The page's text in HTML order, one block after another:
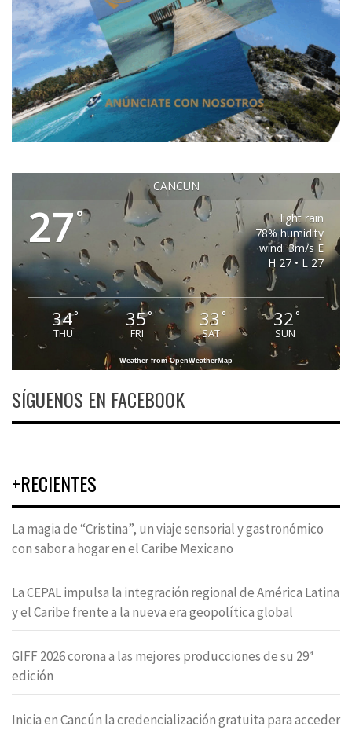
CANCUN
27°
light rain
78% humidity
wind: 3m/s E
H 27 • L 27
34°
THU
35°
FRI
33 °
SAT
32°
SUN
Weather from OpenWeatherMap
SÍGUENOS EN FACEBOOK
+RECIENTES
La magia de “Cristina”, un viaje sensorial y gastronómico
con sabor a hogar en el Caribe Mexicano
La CEPAL impulsa la integración regional de América Latina
y el Caribe frente a la nueva era geopolítica global
GIFF 2026 corona a las mejores producciones de su 29ª
edición
Inicia en Cancún la credencialización gratuita para acceder